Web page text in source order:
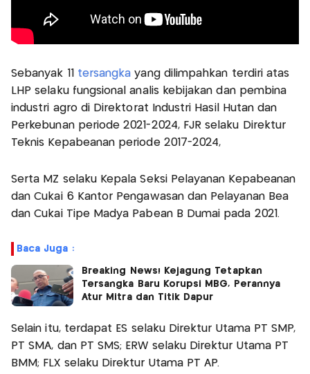
Sebanyak 11 tersangka yang dilimpahkan terdiri atas
LHP selaku fungsional analis kebijakan dan pembina
industri agro di Direktorat Industri Hasil Hutan dan
Perkebunan periode 2021-2024, FJR selaku Direktur
Teknis Kepabeanan periode 2017-2024,
Serta MZ selaku Kepala Seksi Pelayanan Kepabeanan
dan Cukai 6 Kantor Pengawasan dan Pelayanan Bea
dan Cukai Tipe Madya Pabean B Dumai pada 2021.
Baca Juga :
Breaking News! Kejagung Tetapkan
Tersangka Baru Korupsi MBG, Perannya
Atur Mitra dan Titik Dapur
Selain itu, terdapat ES selaku Direktur Utama PT SMP,
PT SMA, dan PT SMS; ERW selaku Direktur Utama PT
BMM; FLX selaku Direktur Utama PT AP.